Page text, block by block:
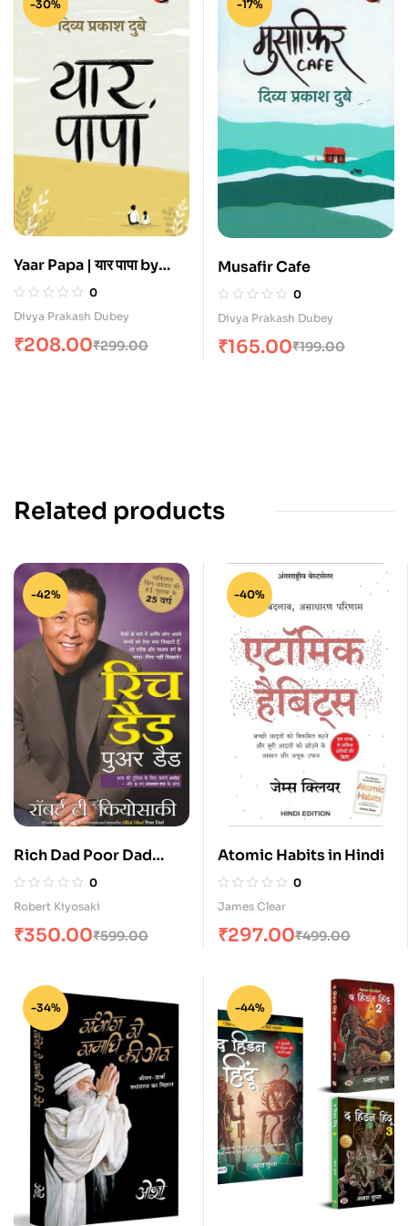
-30%
Yaar Papa | यार पापा by
Divya Prakash Dubey
0
Divya Prakash Dubey
₹299.00
₹208.00
-17%
Musafir Cafe
0
Divya Prakash Dubey
₹199.00
₹165.00
Related products
-42%
Rich Dad Poor Dad
(Hindi)
0
Robert Kiyosaki
₹599.00
₹350.00
-40%
Atomic Habits in Hindi
0
James Clear
₹499.00
₹297.00
-34% -44%